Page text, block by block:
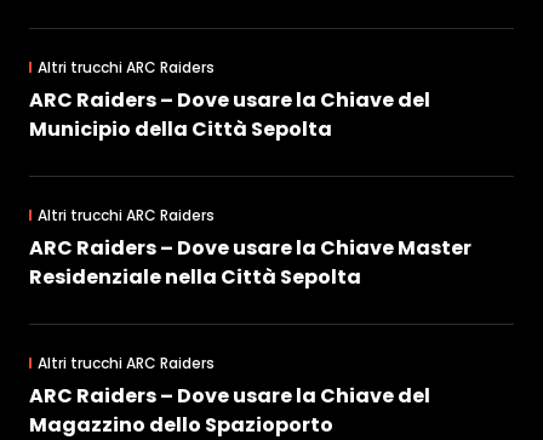
Altri trucchi ARC Raiders
ARC Raiders – Dove usare la Chiave del
Municipio della Città Sepolta
Altri trucchi ARC Raiders
ARC Raiders – Dove usare la Chiave Master
Residenziale nella Città Sepolta
Altri trucchi ARC Raiders
ARC Raiders – Dove usare la Chiave del
Magazzino dello Spazioporto